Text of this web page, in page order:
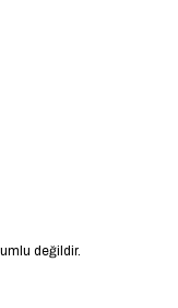
değildir.